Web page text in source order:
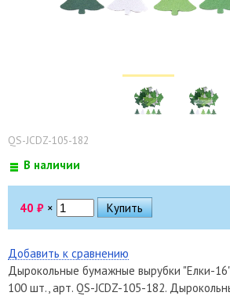
QS-JCDZ-105-182
В наличии
40 ₽ ×
Добавить к сравнению
Дырокольные бумажные вырубки "Елки-
100 шт., арт. QS-JCDZ-105-182.